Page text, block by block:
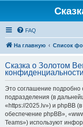
FAQ
На главную Список
Сказка о Золотом
конфиденциальности
Это соглашение подробно
подразделения (в
«https://2025.lv») и phpBB
обеспечение phpBB»,
Teams») используют